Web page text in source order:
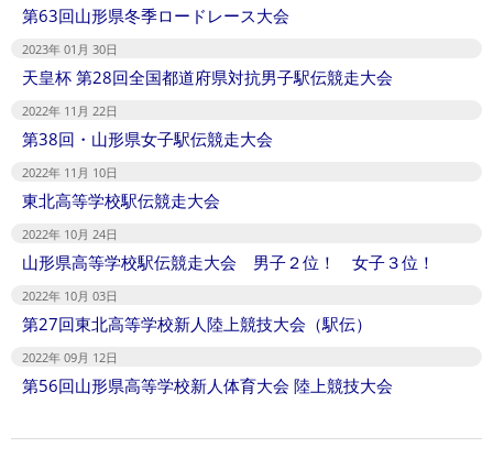
第63回山形県冬季ロードレース大会
2023年 01月 30日
天皇杯 第28回全国都道府県対抗男子駅伝競走大会
2022年 11月 22日
第38回・山形県女子駅伝競走大会
2022年 11月 10日
東北高等学校駅伝競走大会
2022年 10月 24日
山形県高等学校駅伝競走大会 男子２位！ 女子３位！
2022年 10月 03日
第27回東北高等学校新人陸上競技大会（駅伝）
2022年 09月 12日
第56回山形県高等学校新人体育大会 陸上競技大会